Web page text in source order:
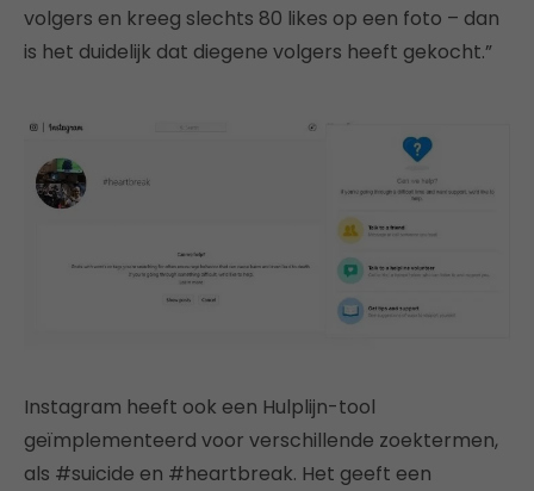
volgers en kreeg slechts 80 likes op een foto – dan
is het duidelijk dat diegene volgers heeft gekocht.”
Instagram heeft ook een Hulplijn-tool
geïmplementeerd voor verschillende zoektermen,
als #suicide en #heartbreak. Het geeft een